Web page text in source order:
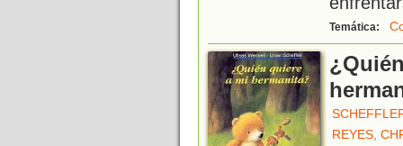
Temática:
REYES,